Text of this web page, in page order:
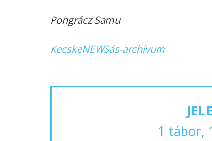
Pongrácz Samu
KecskeNEWSás-archívum
1 tábor,